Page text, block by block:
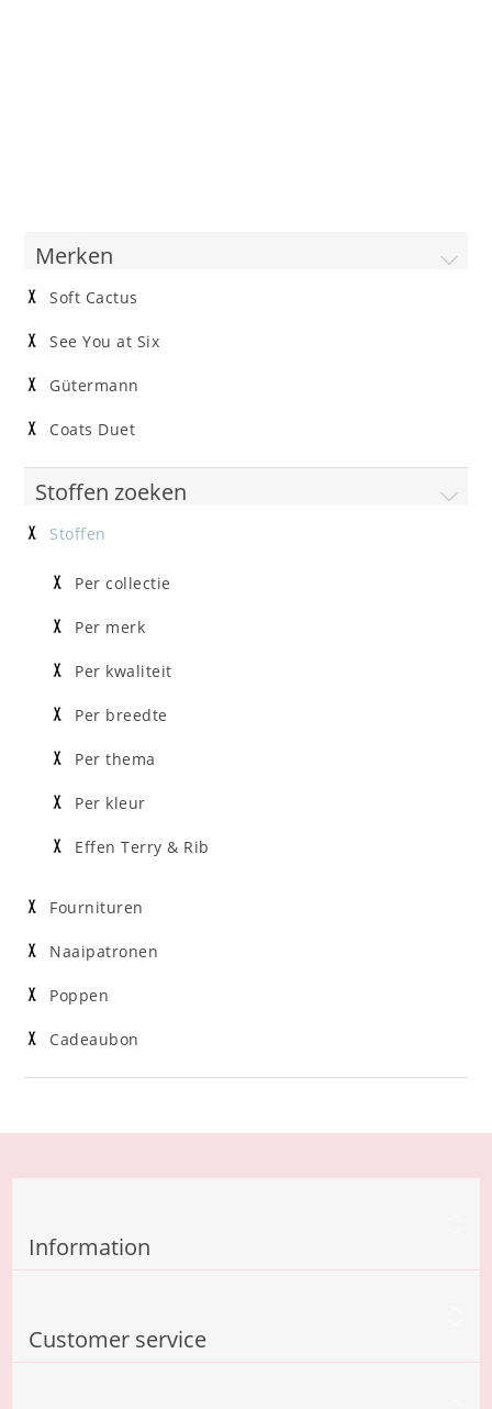
Merken
Soft Cactus
See You at Six
Gütermann
Coats Duet
Stoffen zoeken
Stoffen
Per collectie
Per merk
Per kwaliteit
Per breedte
Per thema
Per kleur
Effen Terry & Rib
Fournituren
Naaipatronen
Poppen
Cadeaubon
Information
Customer service